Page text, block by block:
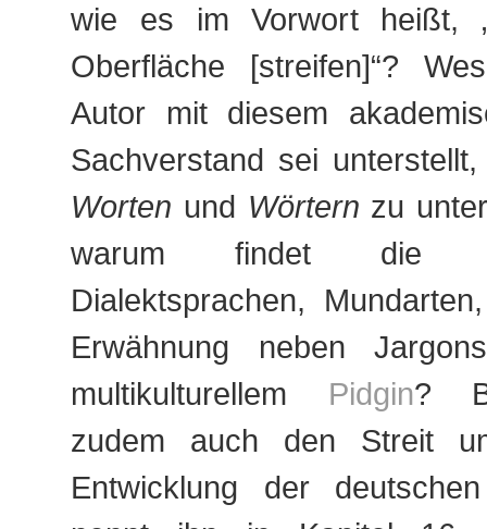
wie es im Vorwort heißt,
Oberfläche [streifen]“?
Autor mit diesem
Sachverstand sei
Worten und Wörtern zu
warum findet die
Dialektsprachen,
Erwähnung neben
multikulturellem Pidgin?
zudem auch den Streit
Entwicklung der